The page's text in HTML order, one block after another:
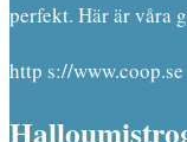
perfekt. Här är våra
http s://